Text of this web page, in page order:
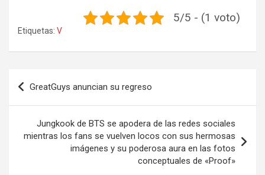
5/5 - (1 voto)
Etiquetas: V
Navegación
de
entradas
GreatGuys anuncian su regreso
Jungkook de BTS se apodera de las redes sociales
mientras los fans se vuelven locos con sus hermosas
imágenes y su poderosa aura en las fotos
conceptuales de «Proof»